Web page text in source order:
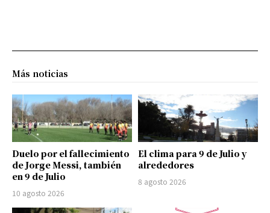
Más noticias
Duelo por el fallecimiento
de Jorge Messi, también
en 9 de Julio
10 agosto 2026
El clima para 9 de Julio y
alrededores
8 agosto 2026